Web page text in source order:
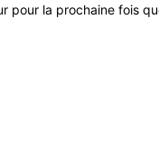
pour la prochaine fois